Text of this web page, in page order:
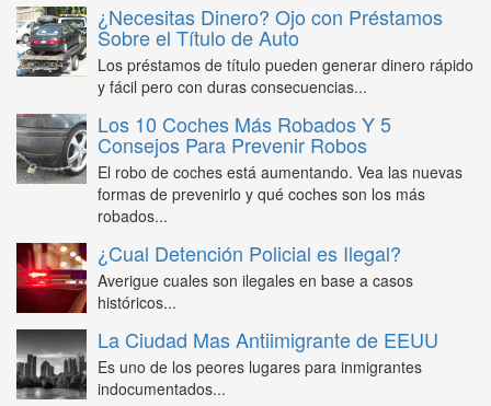
¿Necesitas Dinero? Ojo con Préstamos
Sobre el Título de Auto
Los préstamos de título pueden generar dinero rápido
y fácil pero con duras consecuencias...
Los 10 Coches Más Robados Y 5
Consejos Para Prevenir Robos
El robo de coches está aumentando. Vea las nuevas
formas de prevenirlo y qué coches son los más
robados...
¿Cual Detención Policial es Ilegal?
Averigue cuales son ilegales en base a casos
históricos...
La Ciudad Mas Antiimigrante de EEUU
Es uno de los peores lugares para inmigrantes
indocumentados...